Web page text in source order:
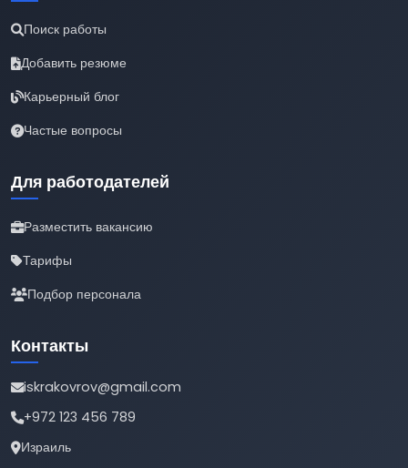
Поиск работы
Добавить резюме
Карьерный блог
Частые вопросы
Для работодателей
Разместить вакансию
Тарифы
Подбор персонала
Контакты
iskrakovrov@gmail.com
+972 123 456 789
Израиль